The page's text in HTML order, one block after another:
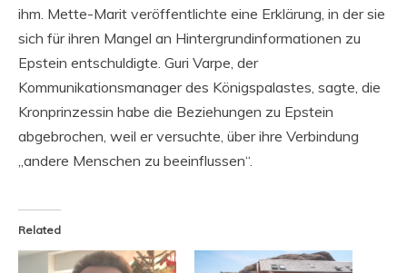
ihm. Mette-Marit veröffentlichte eine Erklärung, in der sie
sich für ihren Mangel an Hintergrundinformationen zu
Epstein entschuldigte. Guri Varpe, der
Kommunikationsmanager des Königspalastes, sagte, die
Kronprinzessin habe die Beziehungen zu Epstein
abgebrochen, weil er versuchte, über ihre Verbindung
„andere Menschen zu beeinflussen“.
Related